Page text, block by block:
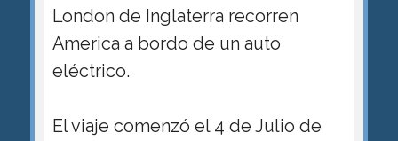
London de Inglaterra recorren
America a bordo de un auto
eléctrico.
El viaje comenzó el 4 de Julio de